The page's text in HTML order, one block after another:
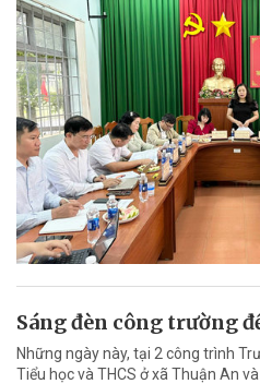
Sáng đèn công trường
Những ngày này, tại 2 công trình
Tiểu học và THCS ở xã Thuận An